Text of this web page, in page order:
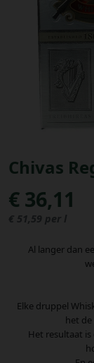
Chivas
€ 36,11
€ 51,59 per l
Al langer dan
Elke druppel
het de
Het resultaat is